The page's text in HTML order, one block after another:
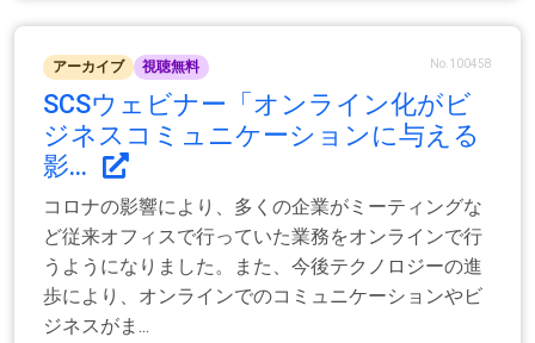
アーカイブ 視聴無料 No.100458
SCSウェビナー「オンライン化がビ
ジネスコミュニケーションに与える
影...
コロナの影響により、多くの企業がミーティングな
ど従来オフィスで行っていた業務をオンラインで行
うようになりました。また、今後テクノロジーの進
歩により、オンラインでのコミュニケーションやビ
ジネスがま...